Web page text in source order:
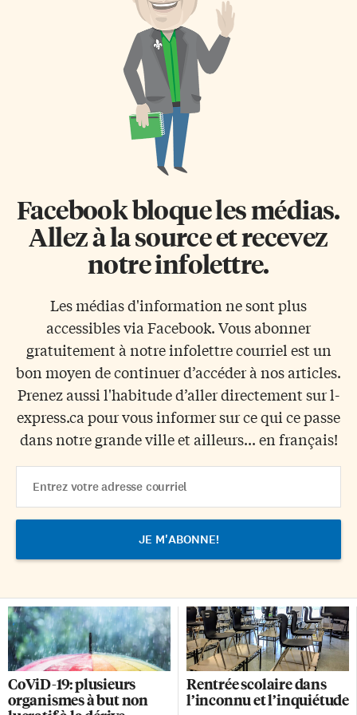
papier noir en reflète 10%.
poissons est composée de
compartiments contenant de la
mélanine, un pigment […]
basket.
Facebook bloque les médias.
Allez à la source et recevez
notre infolettre.
Les médias d'information ne sont plus
accessibles via Facebook. Vous abonner
gratuitement à notre infolettre courriel est un
bon moyen de continuer d’accéder à nos articles.
Prenez aussi l'habitude d’aller directement sur l-
express.ca pour vous informer sur ce qui ce passe
dans notre grande ville et ailleurs... en français!
Address
CoViD-19: plusieurs
organismes à but non
Rentrée scolaire dans
l’inconnu et l’inquiétude